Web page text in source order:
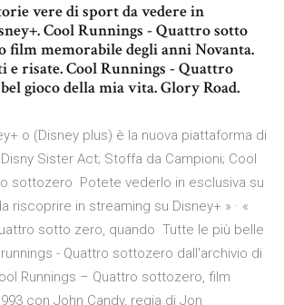
vere di sport da vedere in
Cool Runnings - Quattro sotto
film memorabile degli anni Novanta.
e risate. Cool Runnings - Quattro
gioco della mia vita. Glory Road.
o (Disney plus) è la nuova piattaforma di
Sister Act; Stoffa da Campioni; Cool
sottozero Potete vederlo in esclusiva su
riscoprire in streaming su Disney+ » · «
sotto zero, quando Tutte le più belle
- Quattro sottozero dall'archivio di
Runnings – Quattro sottozero, film
con John Candy, regia di Jon